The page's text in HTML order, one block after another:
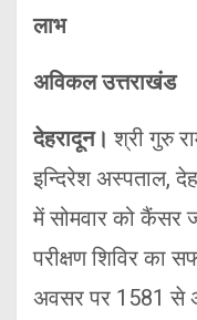
लाभ
अविकल उत्तराखंड
देहरादून। श्री गुरु
इन्दिरेश अस्पताल,
में सोमवार को कैंसर
परीक्षण शिविर का
अवसर पर 1581 से